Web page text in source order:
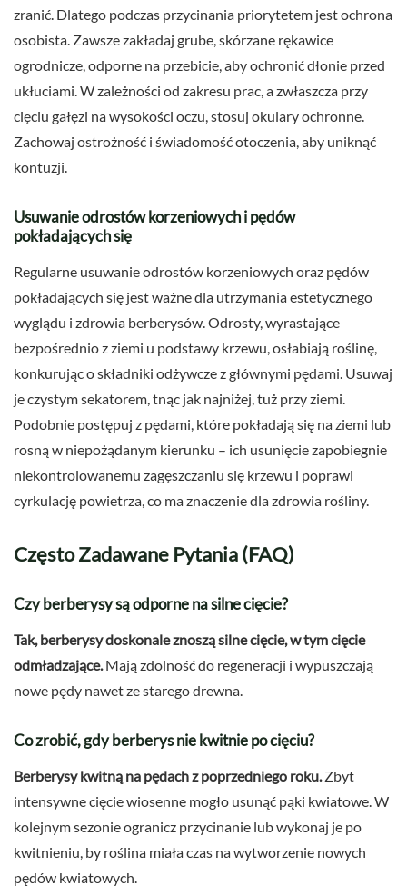
zranić. Dlatego podczas przycinania priorytetem jest ochrona
osobista. Zawsze zakładaj grube, skórzane rękawice
ogrodnicze, odporne na przebicie, aby ochronić dłonie przed
ukłuciami. W zależności od zakresu prac, a zwłaszcza przy
cięciu gałęzi na wysokości oczu, stosuj okulary ochronne.
Zachowaj ostrożność i świadomość otoczenia, aby uniknąć
kontuzji.
Usuwanie odrostów korzeniowych i pędów
pokładających się
Regularne usuwanie odrostów korzeniowych oraz pędów
pokładających się jest ważne dla utrzymania estetycznego
wyglądu i zdrowia berberysów. Odrosty, wyrastające
bezpośrednio z ziemi u podstawy krzewu, osłabiają roślinę,
konkurując o składniki odżywcze z głównymi pędami. Usuwaj
je czystym sekatorem, tnąc jak najniżej, tuż przy ziemi.
Podobnie postępuj z pędami, które pokładają się na ziemi lub
rosną w niepożądanym kierunku – ich usunięcie zapobiegnie
niekontrolowanemu zagęszczaniu się krzewu i poprawi
cyrkulację powietrza, co ma znaczenie dla zdrowia rośliny.
Często Zadawane Pytania (FAQ)
Czy berberysy są odporne na silne cięcie?
Tak, berberysy doskonale znoszą silne cięcie, w tym cięcie
odmładzające. Mają zdolność do regeneracji i wypuszczają
nowe pędy nawet ze starego drewna.
Co zrobić, gdy berberys nie kwitnie po cięciu?
Berberysy kwitną na pędach z poprzedniego roku. Zbyt
intensywne cięcie wiosenne mogło usunąć pąki kwiatowe. W
kolejnym sezonie ogranicz przycinanie lub wykonaj je po
kwitnieniu, by roślina miała czas na wytworzenie nowych
pędów kwiatowych.